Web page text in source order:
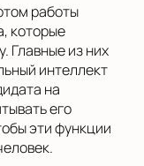
работы
которые
Главные из них
интеллект
на
его
эти функции